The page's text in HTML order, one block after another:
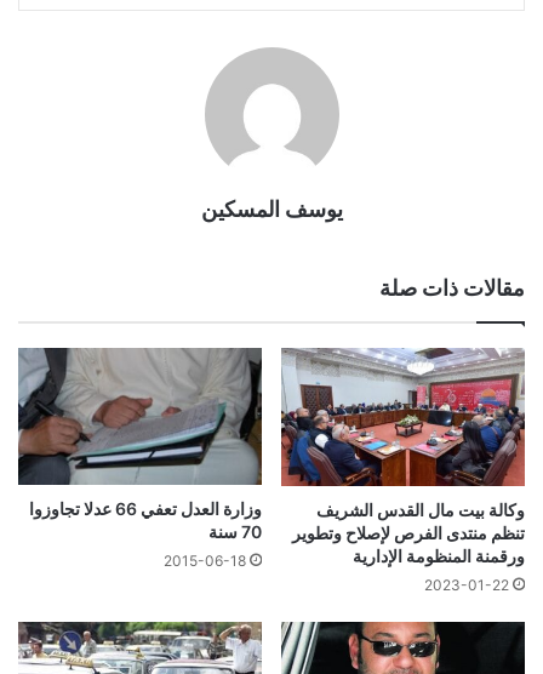
يوسف المسكين
مقالات ذات صلة
وكالة بيت مال القدس الشريف
تنظم منتدى الفرص لإصلاح وتطوير
ورقمنة المنظومة الإدارية
2023-01-22
وزارة العدل تعفي 66 عدلا تجاوزوا
70 سنة
2015-06-18